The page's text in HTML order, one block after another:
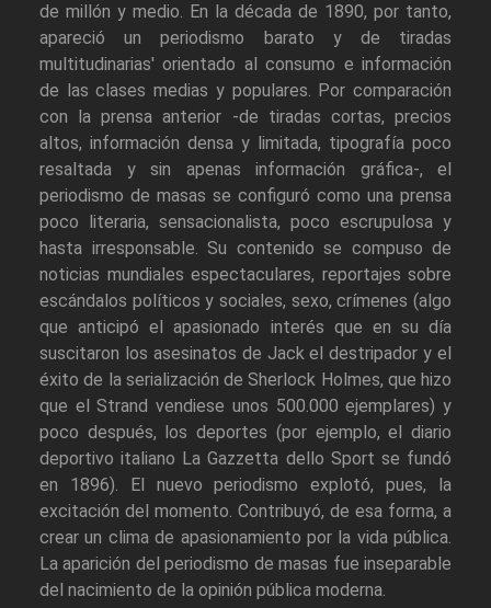
de millón y medio. En la década de 1890, por tanto,
apareció un periodismo barato y de tiradas
multitudinarias' orientado al consumo e información
de las clases medias y populares. Por comparación
con la prensa anterior -de tiradas cortas, precios
altos, información densa y limitada, tipografía poco
resaltada y sin apenas información gráfica-, el
periodismo de masas se configuró como una prensa
poco literaria, sensacionalista, poco escrupulosa y
hasta irresponsable. Su contenido se compuso de
noticias mundiales espectaculares, reportajes sobre
escándalos políticos y sociales, sexo, crímenes (algo
que anticipó el apasionado interés que en su día
suscitaron los asesinatos de Jack el destripador y el
éxito de la serialización de Sherlock Holmes, que hizo
que el Strand vendiese unos 500.000 ejemplares) y
poco después, los deportes (por ejemplo, el diario
deportivo italiano La Gazzetta dello Sport se fundó
en 1896). El nuevo periodismo explotó, pues, la
excitación del momento. Contribuyó, de esa forma, a
crear un clima de apasionamiento por la vida pública.
La aparición del periodismo de masas fue inseparable
del nacimiento de la opinión pública moderna.